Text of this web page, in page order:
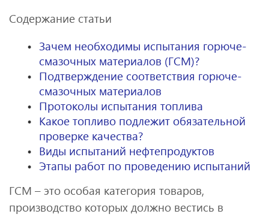
Содержание статьи
Зачем необходимы испытания горюче-
смазочных материалов (ГСМ)?
Подтверждение соответствия горюче-
смазочных материалов
Протоколы испытания топлива
Какое топливо подлежит обязательной
проверке качества?
Виды испытаний нефтепродуктов
Этапы работ по проведению испытаний
ГСМ – это особая категория товаров,
производство которых должно вестись в